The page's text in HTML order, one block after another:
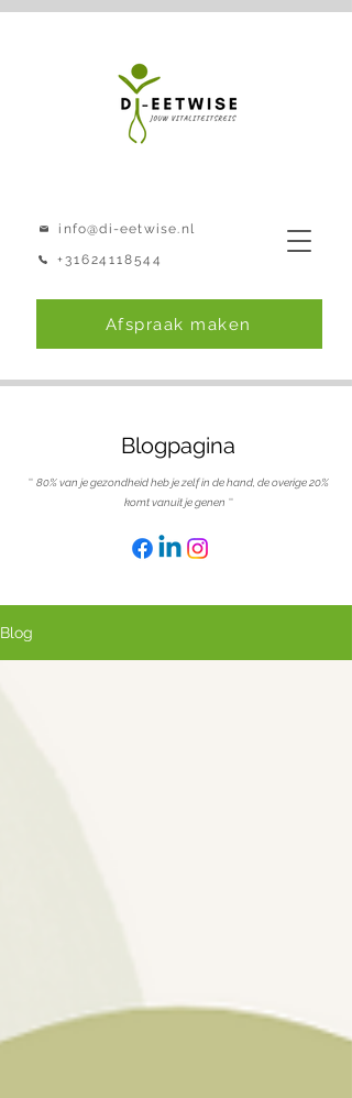
info@di-eetwise.nl
+31624118544
Afspraak maken
Blogpagina
'' 80% van je gezondheid heb je zelf in de hand, de overige 20%
komt vanuit je genen ''
Blog